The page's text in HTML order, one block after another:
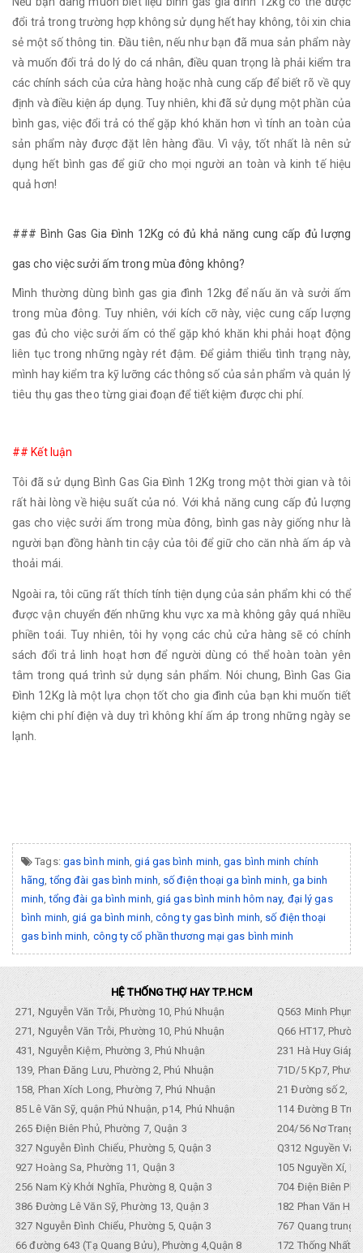
đổi trả trong trường hợp không sử dụng hết hay không, tôi xin chia
sẻ một số thông tin. Đầu tiên, nếu như bạn đã mua sản phẩm này
và muốn đổi trả do lý do cá nhân, điều quan trọng là phải kiểm tra
các chính sách của cửa hàng hoặc nhà cung cấp để biết rõ về quy
định và điều kiện áp dụng. Tuy nhiên, khi đã sử dụng một phần của
bình gas, việc đổi trả có thể gặp khó khăn hơn vì tính an toàn của
sản phẩm này được đặt lên hàng đầu. Vì vậy, tốt nhất là nên sử
dụng hết bình gas để giữ cho mọi người an toàn và kinh tế hiệu
quả hơn!
### Bình Gas Gia Đình 12Kg có đủ khả năng cung cấp đủ lượng
gas cho việc sưởi ấm trong mùa đông không?
Mình thường dùng bình gas gia đình 12kg để nấu ăn và sưởi ấm
trong mùa đông. Tuy nhiên, với kích cỡ này, việc cung cấp lượng
gas đủ cho việc sưởi ấm có thể gặp khó khăn khi phải hoạt động
liên tục trong những ngày rét đậm. Để giảm thiểu tình trạng này,
mình hay kiểm tra kỹ lưỡng các thông số của sản phẩm và quản lý
tiêu thụ gas theo từng giai đoạn để tiết kiệm được chi phí.
## Kết luận
Tôi đã sử dụng Bình Gas Gia Đình 12Kg trong một thời gian và tôi
rất hài lòng về hiệu suất của nó. Với khả năng cung cấp đủ lượng
gas cho việc sưởi ấm trong mùa đông, bình gas này giống như là
người bạn đồng hành tin cậy của tôi để giữ cho căn nhà ấm áp và
thoải mái.
Ngoài ra, tôi cũng rất thích tính tiện dụng của sản phẩm khi có thể
được vận chuyển đến những khu vực xa mà không gây quá nhiều
phiền toái. Tuy nhiên, tôi hy vọng các chủ cửa hàng sẽ có chính
sách đổi trả linh hoạt hơn để người dùng có thể hoàn toàn yên
tâm trong quá trình sử dụng sản phẩm. Nói chung, Bình Gas Gia
Đình 12Kg là một lựa chọn tốt cho gia đình của bạn khi muốn tiết
kiệm chi phí điện và duy trì không khí ấm áp trong những ngày se
lạnh.
Tags: gas bình minh,giá gas bình minh,gas bình minh chính
hãng,tổng đài gas bình minh, số điện thoại ga bình minh, ga binh
minh,tổng đài ga bình minh, giá gas bình minh hôm nay, đại lý gas
bình minh,giá ga bình minh, công ty gas bình minh, số điện thoại
gas bình minh, công ty cổ phần thương mại gas bình minh
HỆ THỐNG THỢ HAY TP.HCM
271, Nguyễn Văn Trỗi, Phường 10, Phú Nhuận
Q563 Minh
271, Nguyễn Văn Trỗi, Phường 10, Phú Nhuận
Q66 HT17,
431, Nguyễn Kiệm, Phường 3, Phú Nhuận
231 Hà Huy Giáp,
139, Phan Đăng Lưu, Phường 2, Phú Nhuận
71D/5 Kp7,
158, Phan Xích Long, Phường 7, Phú Nhuận
21 Đường số 2,
85 Lê Văn Sỹ, quận Phú Nhuận, p14, Phú Nhuận
114 Đường B
265 Điện Biên Phủ, Phường 7, Quận 3
204/56 Nơ Trang
327 Nguyễn Đình Chiểu, Phường 5, Quận 3
Q312 Nguyền
927 Hoàng Sa, Phường 11, Quận 3
105 Nguyền Xí,
256 Nam Kỳ Khởi Nghĩa, Phường 8, Quận 3
704 Điện Biên
386 Đường Lê Văn Sỹ, Phường 13, Quận 3
182 Phan Văn
327 Nguyễn Đình Chiểu, Phường 5, Quận 3
767 Quang trung,
66 đường 643 (Tạ Quang Bửu), Phường 4,Quận 8
172 Thống Nhất.